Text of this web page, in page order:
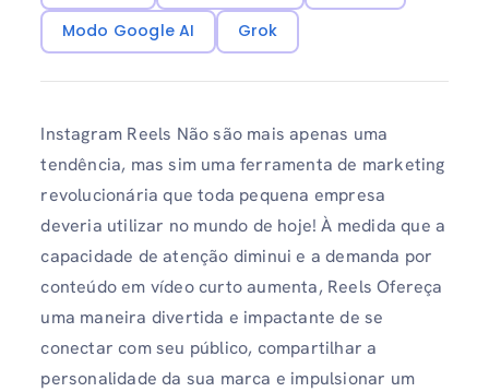
Modo Google AI
Grok
Instagram Reels Não são mais apenas uma
tendência, mas sim uma ferramenta de marketing
revolucionária que toda pequena empresa
deveria utilizar no mundo de hoje! À medida que a
capacidade de atenção diminui e a demanda por
conteúdo em vídeo curto aumenta, Reels Ofereça
uma maneira divertida e impactante de se
conectar com seu público, compartilhar a
personalidade da sua marca e impulsionar um